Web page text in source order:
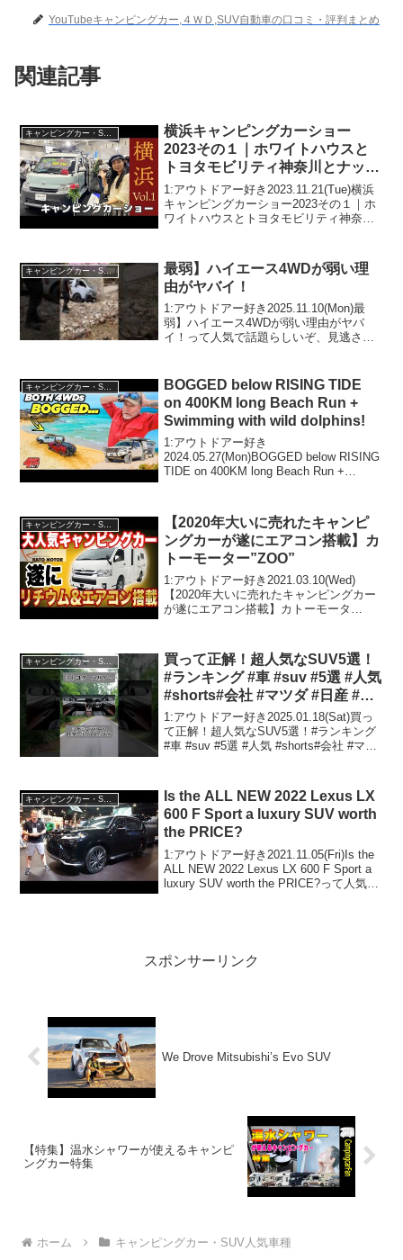
YouTubeキャンピングカー,４ＷＤ,SUV自動車の口コミ・評判まとめ
関連記事
キャンピングカー・SUV人気車種
横浜キャンピングカーショー
2023その１｜ホワイトハウスと
トヨタモビリティ神奈川とナッツ
RV
1:アウトドアー好き2023.11.21(Tue)横浜
キャンピングカーショー2023その１｜ホ
ワイトハウスとトヨタモビリティ神奈川
2023.11.21(Tue)この動画...
キャンピングカー・SUV人気車種
最弱】ハイエース4WDが弱い理
由がヤバイ！
1:アウトドアー好き2025.11.10(Mon)最
弱】ハイエース4WDが弱い理由がヤバ
イ！って人気で話題らしいぞ、見逃さな
アウトドアー好き2025.11.1...
キャンピングカー・SUV人気車種
BOGGED below RISING TIDE
on 400KM long Beach Run +
Swimming with wild dolphins!
1:アウトドアー好き
2024.05.27(Mon)BOGGED below RISING
TIDE on 400KM long Beach Run +
【2020年大いに売れたキャンピ
ングカーが遂にエアコン搭載】カ
トーモーター”ZOO”
1:アウトドアー好き2021.03.10(Wed)
【2020年大いに売れたキャンピングカー
が遂にエアコン搭載】カトーモータ
2021.03.10(Wed)この動画は注目で...
キャンピングカー・SUV人気車種
買って正解！超人気なSUV5選！
#ランキング #車 #suv #5選 #人気
#shorts#会社 #マツダ #日産 #ト
ヨタ #ダイハツ #ホンダ
1:アウトドアー好き2025.01.18(Sat)買っ
て正解！超人気なSUV5選！#ランキング
#車 #suv #5選 #人気 #shorts#会社 #マツ
2...
Is the ALL NEW 2022 Lexus LX
600 F Sport a luxury SUV worth
the PRICE?
1:アウトドアー好き2021.11.05(Fri)Is the
ALL NEW 2022 Lexus LX 600 F Sport a
luxury SUV worth the PRICE?って人気で
スポンサーリンク
We Drove Mitsubishi’s Evo SUV
【特集】温水シャワーが使えるキャンピ
ングカー特集
ホーム キャンピングカー・SUV人気車種